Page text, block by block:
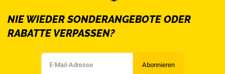
NIE WIEDER SONDERANGEBOTE ODER
RABATTE VERPASSEN?
Abonnieren